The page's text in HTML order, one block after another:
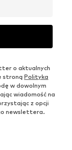
o aktualnych
stroną Polityka
w dowolnym
wiadomość na
z opcji
newslettera.